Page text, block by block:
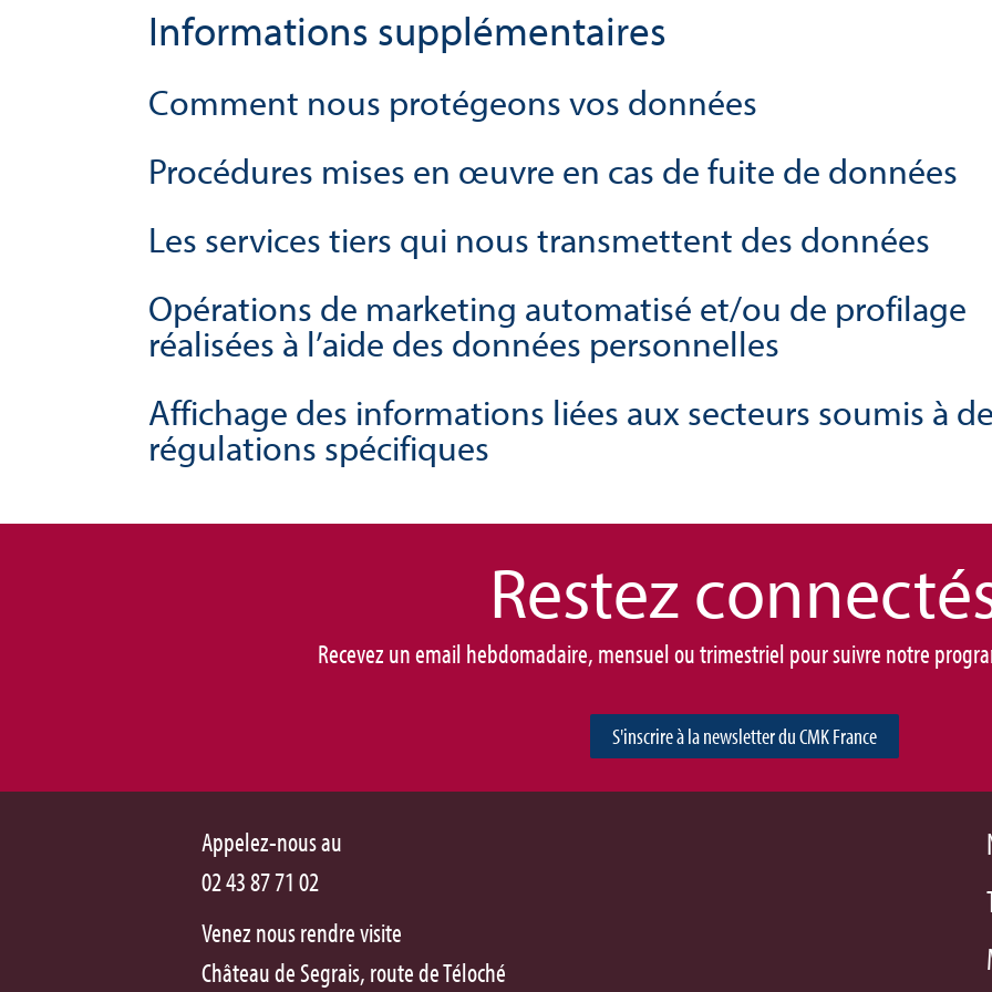
Informations supplémentaires
Comment nous protégeons vos données
Procédures mises en œuvre en cas de fuite de données
Les services tiers qui nous transmettent des données
Opérations de marketing automatisé et/ou de profilage
réalisées à l’aide des données personnelles
Affichage des informations liées aux secteurs soumis à
régulations spécifiques
Restez connec
Recevez un email hebdomadaire, mensuel ou trimestriel pour suivre notre
S'inscrire à la newsletter du CMK France
Appelez-nous au
02 43 87 71 02
Venez nous rendre visite
Château de Segrais, route de Téloché